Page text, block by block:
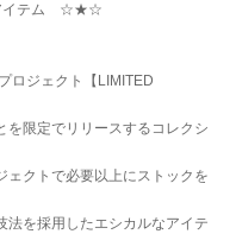
イテム ☆★☆
ロジェクト【LIMITED
を限定でリリースするコレクシ
ェクトで必要以上にストックを
法を採用したエシカルなアイテ